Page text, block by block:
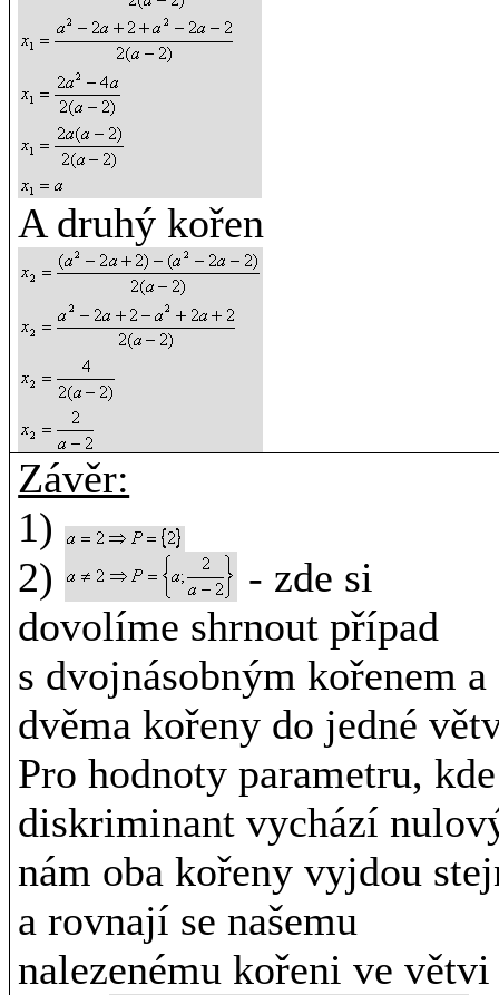
A druhý kořen
Závěr:
1)
2)
- zde si
dovolíme shrnout případ
s dvojnásobným kořenem a
dvěma kořeny do jedné
Pro hodnoty parametru, kde
diskriminant vychází
nám oba kořeny vyjdou
a rovnají se našemu
nalezenému kořeni ve větvi